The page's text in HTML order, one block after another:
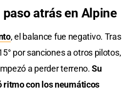
atrás en Alpine
, el balance fue negativo. Tras
por sanciones a otros pilotos,
a perder terreno.Su
ritmo con los neumáticos